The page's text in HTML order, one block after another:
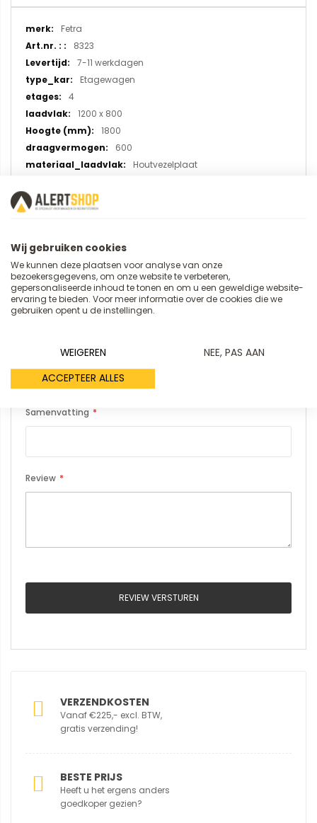
Meer
informatie
Fetra
8323
7-11 werkdagen
Etagewagen
4
1200 x 800
1800
600
Houtvezelplaat
U plaatst een review over:
Etagewagen 8323, laadvlak
1200x800 mm met opstaande
randen
Uw naam
Samenvatting
Review
REVIEW VERSTUREN
VERZENDKOSTEN
Vanaf €225,- excl. BTW,
gratis verzending!
BESTE PRIJS
Heeft u het ergens anders
goedkoper gezien?
Wij gebruiken cookies
We kunnen deze plaatsen voor analyse van onze
bezoekersgegevens, om onze website te verbeteren,
gepersonaliseerde inhoud te tonen en om u een geweldige website-
ervaring te bieden. Voor meer informatie over de cookies die we
gebruiken opent u de instellingen.
WEIGEREN
NEE, PAS AAN
ACCEPTEER ALLES